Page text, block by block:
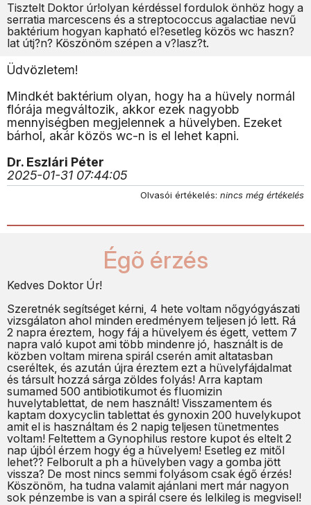
Tisztelt Doktor úr!olyan kérdéssel fordulok önhöz hogy a
serratia marcescens és a streptococcus agalactiae nevű
baktérium hogyan kapható el?esetleg közös wc haszn?
lat útj?n? Köszönöm szépen a v?lasz?t.
Üdvözletem!
Mindkét baktérium olyan, hogy ha a hüvely normál
flórája megváltozik, akkor ezek nagyobb
mennyiségben megjelennek a hüvelyben. Ezeket
bárhol, akár közös wc-n is el lehet kapni.
Dr. Eszlári Péter
2025-01-31 07:44:05
Olvasói értékelés: nincs még értékelés
Égõ érzés
Kedves Doktor Úr!
Szeretnék segítséget kérni, 4 hete voltam nőgyógyászati
vizsgálaton ahol minden eredményem teljesen jó lett. Rá
2 napra éreztem, hogy fáj a hüvelyem és égett, vettem 7
napra való kupot ami több mindenre jó, használt is de
közben voltam mirena spirál cserén amit altatasban
cseréltek, és azután újra éreztem ezt a hüvelyfájdalmat
és társult hozzá sárga zöldes folyás! Arra kaptam
sumamed 500 antibiotikumot és fluomizin
huvelytablettat, de nem használt! Visszamentem és
kaptam doxycyclin tablettat és gynoxin 200 huvelykupot
amit el is használtam és 2 napig teljesen tünetmentes
voltam! Feltettem a Gynophilus restore kupot és eltelt 2
nap újból érzem hogy ég a hüvelyem! Esetleg ez mitől
lehet?? Felborult a ph a hüvelyben vagy a gomba jött
vissza? De most nincs semmi folyásom csak égő érzés!
Köszönöm, ha tudna valamit ajánlani mert már nagyon
sok pénzembe is van a spirál csere és lelkileg is megvisel!